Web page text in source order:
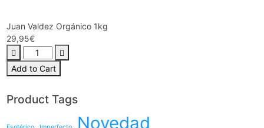
Juan Valdez Orgánico 1kg
29,95€
Juan
Valdez
Orgánico
cantidad
Add to Cart
Product Tags
Novedad